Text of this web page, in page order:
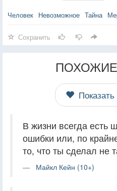
Человек Невозможное Тайна
Сохранить
В жизни всегда есть
ошибки или, по
то, что ты сделал не
Майкл Кейн (10+)